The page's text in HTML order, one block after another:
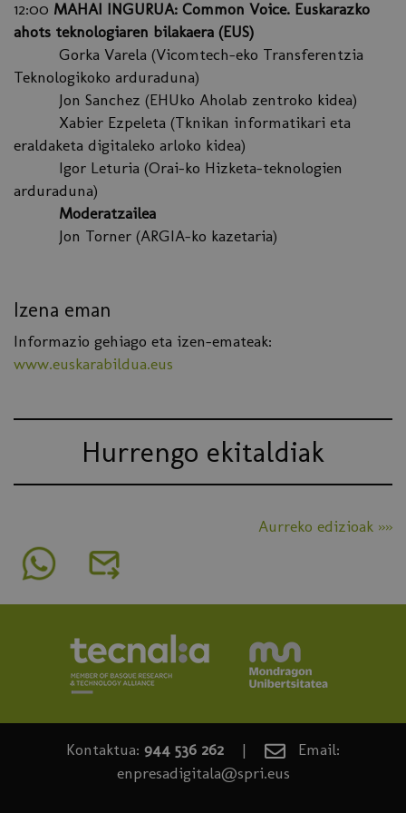
12:00 MAHAI INGURUA: Common Voice. Euskarazko
ahots teknologiaren bilakaera (EUS)
Gorka Varela (Vicomtech-eko Transferentzia
Teknologikoko arduraduna)
Jon Sanchez (EHUko Aholab zentroko kidea)
Xabier Ezpeleta (Tknikan informatikari eta
eraldaketa digitaleko arloko kidea)
Igor Leturia (Orai-ko Hizketa-teknologien
arduraduna)
Moderatzailea
Jon Torner (ARGIA-ko kazetaria)
Izena eman
Informazio gehiago eta izen-emateak:
www.euskarabildua.eus
Hurrengo ekitaldiak
Aurreko edizioak »»
Kontaktua: 944 536 262 |
Email:
enpresadigitala@spri.eus